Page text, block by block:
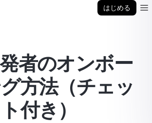
はじめる
者のオンボー
方法（チェッ
付き）